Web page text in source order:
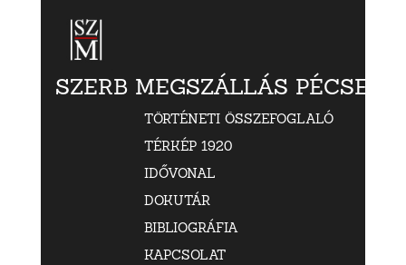
SZERB MEGSZÁLLÁS PÉCSETT
TÖRTÉNETI ÖSSZEFOGLALÓ
TÉRKÉP 1920
IDŐVONAL
DOKUTÁR
BIBLIOGRÁFIA
KAPCSOLAT